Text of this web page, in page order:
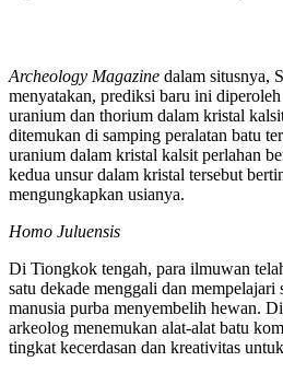
Archeology Magazine dalam situsnya,
menyatakan, prediksi baru ini
uranium dan thorium dalam kristal
ditemukan di samping peralatan batu
uranium dalam kristal kalsit perlahan
kedua unsur dalam kristal tersebut
mengungkapkan usianya.
Homo Juluensis
Di Tiongkok tengah, para ilmuwan
satu dekade menggali dan mempelajari
manusia purba menyembelih hewan.
arkeolog menemukan alat-alat batu
tingkat kecerdasan dan kreativitas